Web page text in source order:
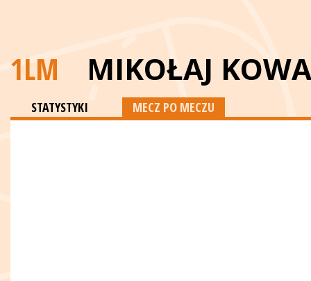
1LM MIKOŁAJ
STATYSTYKI MECZ PO MECZU